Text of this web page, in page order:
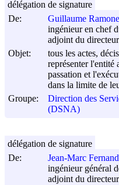
De:
Guillaume
ingénieur en chef
adjoint du
Objet:
tous les actes,
représenter
passation et
dans la limite de
Groupe:
Direction des
(DSNA)
délégation de signature
De:
Jean-Marc
ingénieur général
adjoint du
délégation de signature